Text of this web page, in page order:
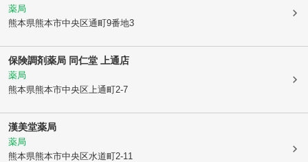
薬局
熊本県熊本市中央区通町9番地3
保険調剤薬局 同仁堂 上通店
薬局
熊本県熊本市中央区 上通町2-7
漢美堂薬局
薬局
熊本県熊本市中央区水道町2-11